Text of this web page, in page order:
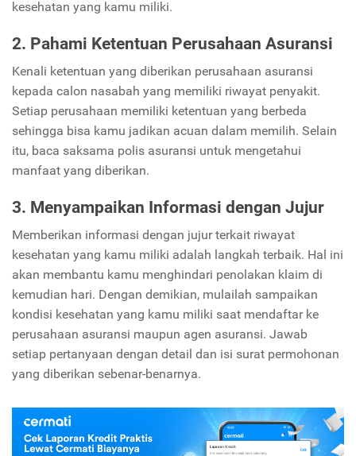
kesehatan yang kamu miliki.
2. Pahami Ketentuan Perusahaan Asuransi
Kenali ketentuan yang diberikan perusahaan asuransi
kepada calon nasabah yang memiliki riwayat penyakit.
Setiap perusahaan memiliki ketentuan yang berbeda
sehingga bisa kamu jadikan acuan dalam memilih. Selain
itu, baca saksama polis asuransi untuk mengetahui
manfaat yang diberikan.
3. Menyampaikan Informasi dengan Jujur
Memberikan informasi dengan jujur terkait riwayat
kesehatan yang kamu miliki adalah langkah terbaik. Hal ini
akan membantu kamu menghindari penolakan klaim di
kemudian hari. Dengan demikian, mulailah sampaikan
kondisi kesehatan yang kamu miliki saat mendaftar ke
perusahaan asuransi maupun agen asuransi. Jawab
setiap pertanyaan dengan detail dan isi surat permohonan
yang diberikan sebenar-benarnya.